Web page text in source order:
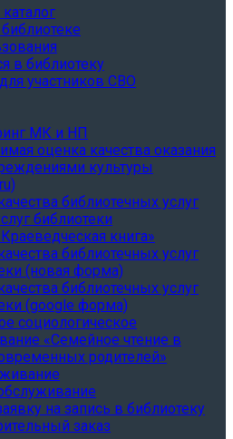
в библиотеку
участников СВО
МК и НП
оценка качества оказания
культуры
библиотечных услуг
библиотеки
книга»
библиотечных услуг
(новая форма)
библиотечных услуг
(google форма)
социологическое
«Семейное чтение в
родителей»
на запись в библиотеку
заказ